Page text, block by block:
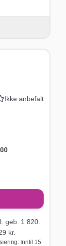
Ikke anbefalt
geb. 1 820.
kr.
Inntil 15